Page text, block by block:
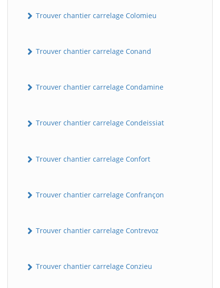
Trouver chantier carrelage Colomieu
Trouver chantier carrelage Conand
Trouver chantier carrelage Condamine
Trouver chantier carrelage Condeissiat
Trouver chantier carrelage Confort
Trouver chantier carrelage Confrançon
Trouver chantier carrelage Contrevoz
Trouver chantier carrelage Conzieu
B Assistant en ligne